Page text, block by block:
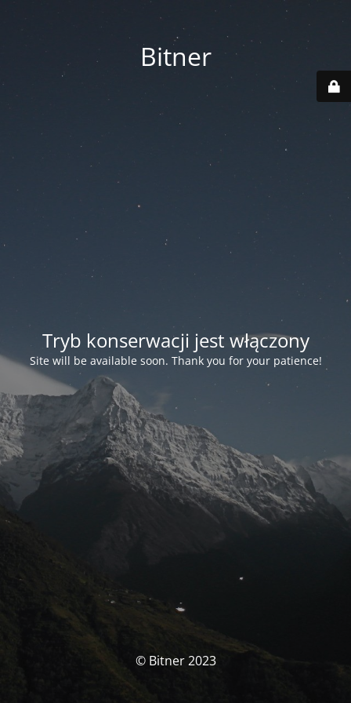
Bitner
Tryb konserwacji jest włączony
Site will be available soon. Thank you for your patience!
© Bitner 2023